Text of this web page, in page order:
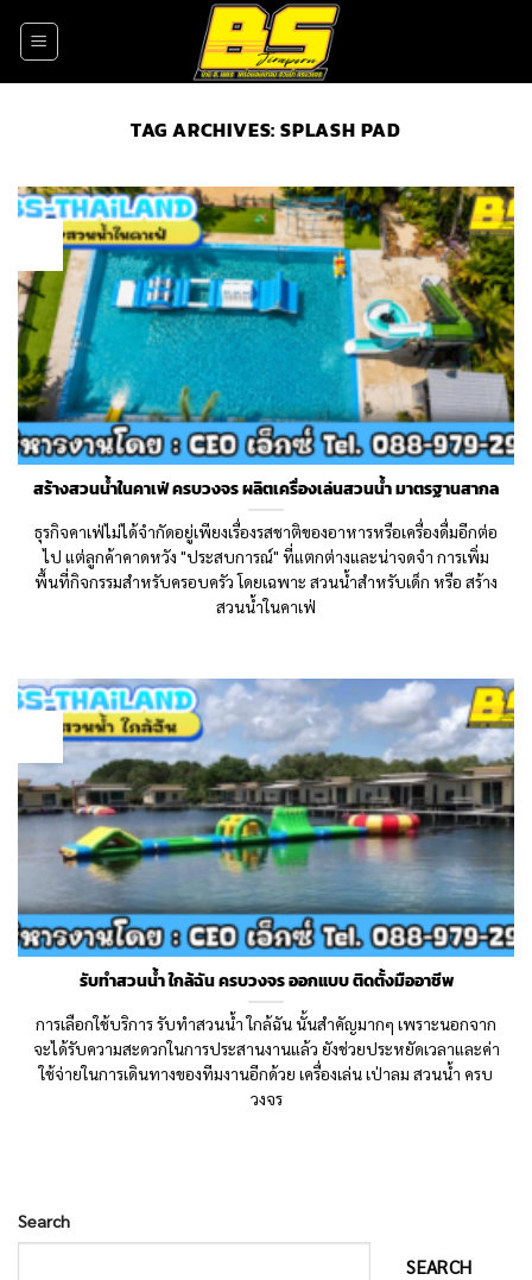
TAG ARCHIVES:SPLASH PAD
สร้างสวนน้ำในคาเฟ่ ครบวงจร ผลิตเครื่องเล่นสวนน้ำ มาตรฐานสากล
ธุรกิจคาเฟ่ไม่ได้จำกัดอยู่เพียงเรื่องรสชาติของอาหารหรือเครื่องดื่มอีกต่อ
ไป แต่ลูกค้าคาดหวัง "ประสบการณ์" ที่แตกต่างและน่าจดจำ การเพิ่ม
พื้นที่กิจกรรมสำหรับครอบครัว โดยเฉพาะ สวนน้ำสำหรับเด็ก หรือ สร้าง
สวนน้ำในคาเฟ่
รับทำสวนน้ำ ใกล้ฉัน ครบวงจร ออกแบบ ติดตั้งมืออาชีพ
การเลือกใช้บริการ รับทำสวนน้ำ ใกล้ฉัน นั้นสำคัญมากๆ เพราะนอกจาก
จะได้รับความสะดวกในการประสานงานแล้ว ยังช่วยประหยัดเวลาและค่า
ใช้จ่ายในการเดินทางของทีมงานอีกด้วย เครื่องเล่น เป่าลม สวนน้ำ ครบ
วงจร
Search
SEARCH